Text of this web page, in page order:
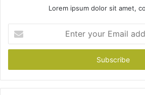
Lorem ipsum dolor sit amet,
t
r
y